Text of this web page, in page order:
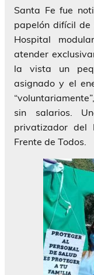
Santa Fe fue
papelón difícil de
Hospital
atender
la vista un
asignado y el
sin salarios.
privatizador del
Frente de Todos.